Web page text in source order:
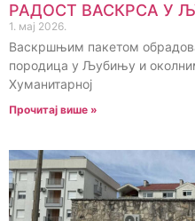
РАДОСТ ВАСКРСА У
1. мај 2026.
Васкршњим пакетом
породица у Љубињу и
Хуманитарној
Прочитај више »